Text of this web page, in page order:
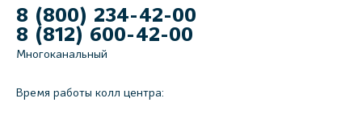
8 (800) 234-42-00
8 (812) 600-42-00
Многоканальный
Время работы колл центра: